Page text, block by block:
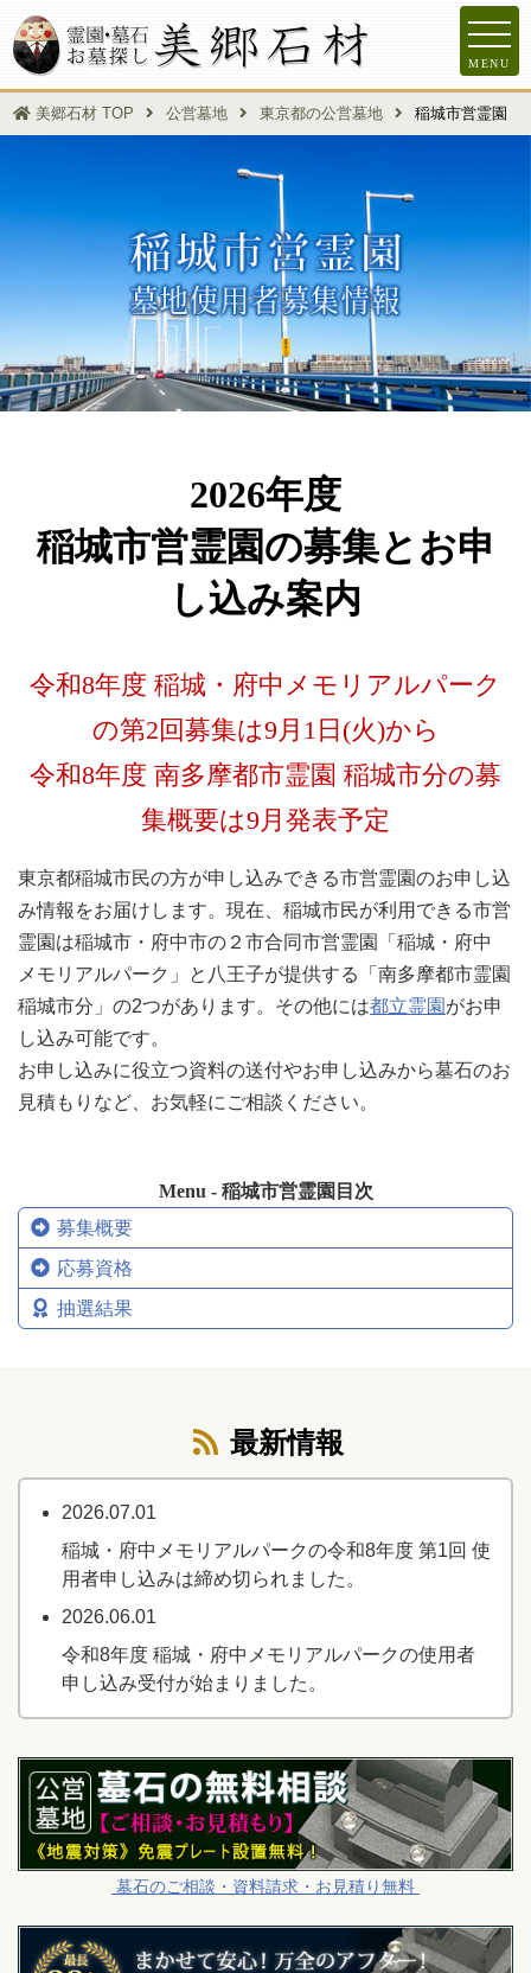
MENU
美郷石材 TOP 公営墓地 東京都の公営墓地 稲城市営霊園
2026年度
稲城市営霊園の募集とお申
し込み案内
令和8年度 稲城・府中メモリアルパーク
の第2回募集は9月1日(火)から
令和8年度 南多摩都市霊園 稲城市分の募
集概要は9月発表予定
東京都稲城市民の方が申し込みできる市営霊園のお申し込
み情報をお届けします。現在、稲城市民が利用できる市営
霊園は稲城市・府中市の２市合同市営霊園「稲城・府中
メモリアルパーク」と八王子が提供する「南多摩都市霊園
稲城市分」の2つがあります。その他には都立霊園 がお申
し込み可能です。
お申し込みに役立つ資料の送付やお申し込みから墓石のお
見積もりなど、お気軽にご相談ください。
Menu - 稲城市営霊園目次
募集概要
応募資格
抽選結果
最新情報
2026.07.01
稲城・府中メモリアルパークの令和8年度 第1回 使
用者申し込みは締め切られました。
2026.06.01
令和8年度 稲城・府中メモリアルパークの使用者
申し込み受付が始まりました。
墓石のご相談・資料請求・お見積り無料